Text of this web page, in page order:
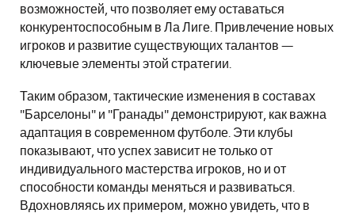
возможностей, что позволяет ему оставаться
конкурентоспособным в Ла Лиге. Привлечение новых
игроков и развитие существующих талантов —
ключевые элементы этой стратегии.
Таким образом, тактические изменения в составах
"Барселоны" и "Гранады" демонстрируют, как важна
адаптация в современном футболе. Эти клубы
показывают, что успех зависит не только от
индивидуального мастерства игроков, но и от
способности команды меняться и развиваться.
Вдохновляясь их примером, можно увидеть, что в